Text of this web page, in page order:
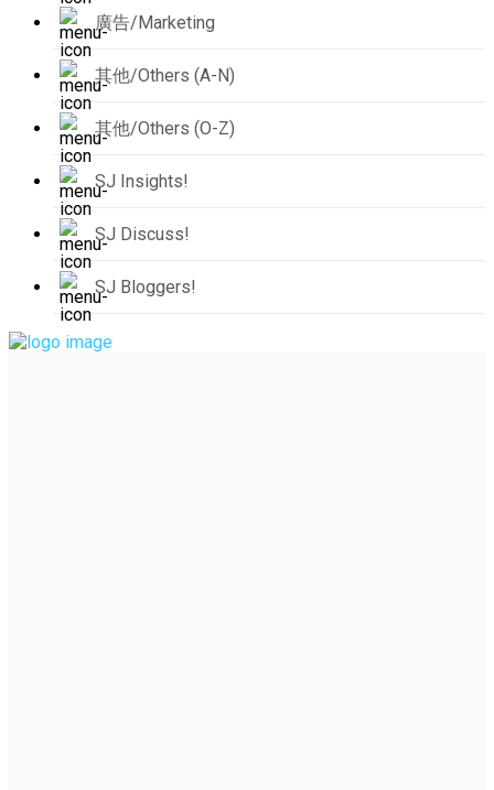
廣告/Marketing
其他/Others (A-N)
其他/Others (O-Z)
SJ Insights!
SJ Discuss!
SJ Bloggers!